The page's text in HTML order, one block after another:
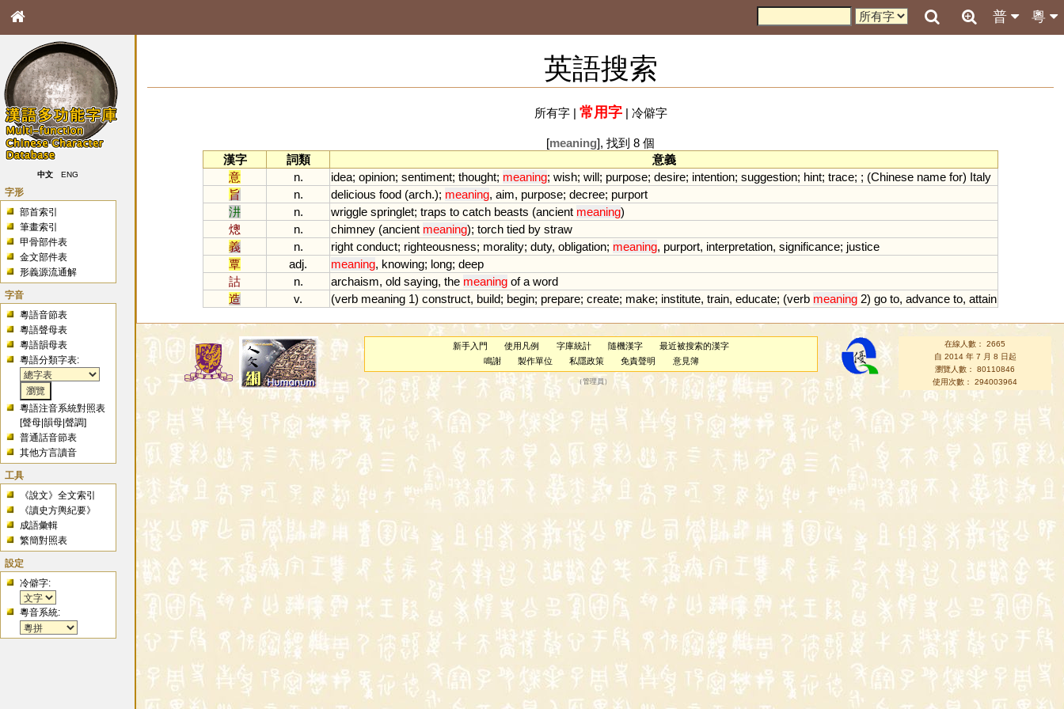
粵
普
中文 ENG
字形
部首索引
筆畫索引
甲骨部件表
金文部件表
形義源流通解
字音
粵語音節表
粵語聲母表
粵語韻母表
粵語分類字表:
粵語注音系統對照表
[聲母 |韻母 |聲調]
普通話音節表
其他方言讀音
工具
《說文》全文索引
《讀史方輿紀要》
成語彙輯
繁簡對照表
設定
冷僻字:
粵音系統:
英語搜索
所有字| 常用字| 冷僻字
[meaning], 找到 8 個
漢字
詞類
意義
意
n. idea; opinion; sentiment; thought; meaning; wish; will; purpose; desire; intention; suggestion; hint; trace; ; (Chinese name for) Italy
旨
n. delicious food (arch.); meaning, aim, purpose; decree; purport
汫
n. wriggle springlet; traps to catch beasts (ancient meaning)
熜
n. chimney (ancient meaning); torch tied by straw
義
n. right conduct; righteousness; morality; duty, obligation; meaning, purport, interpretation, significance; justice
覃
adj. meaning, knowing; long; deep
詁
n. archaism, old saying, the meaning of a word
造
v. (verb meaning 1) construct, build; begin; prepare; create; make; institute, train, educate; (verb meaning 2) go to, advance to, attain
新手入門 使用凡例 字庫統計 隨機漢字
最近被搜索的漢字
鳴謝
製作單位 私隱政策 免責聲明 意見簿
（管理員）
在線人數： 2665
自 2014 年 7 月 8 日起
瀏覽人數： 80110846
使用次數： 294003964